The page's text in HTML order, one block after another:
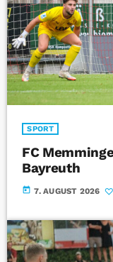
SPORT
FC
Bayreuth
today 7. AUGUST 2026